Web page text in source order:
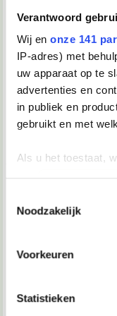
Verantwoord
Wij en onze 141
IP-adres) met
uw apparaat op te
advertenties en
in publiek en
gebruikt en met
Als u het toestaat,
Uw apparaat
Lees meer over
Noodzakelijk
Voorkeuren
Statistieken
Daar had ie het wel
TopDrop
Verwijderd